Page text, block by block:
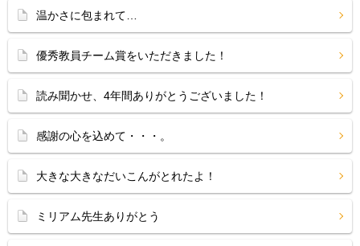
温かさに包まれて…
優秀教員チーム賞をいただきました！
読み聞かせ、4年間ありがとうございました！
感謝の心を込めて・・・。
大きな大きなだいこんがとれたよ！
ミリアム先生ありがとう